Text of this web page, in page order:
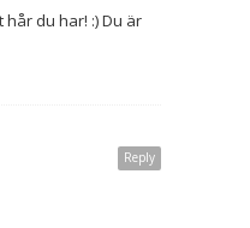
du har! :) Du är
Reply